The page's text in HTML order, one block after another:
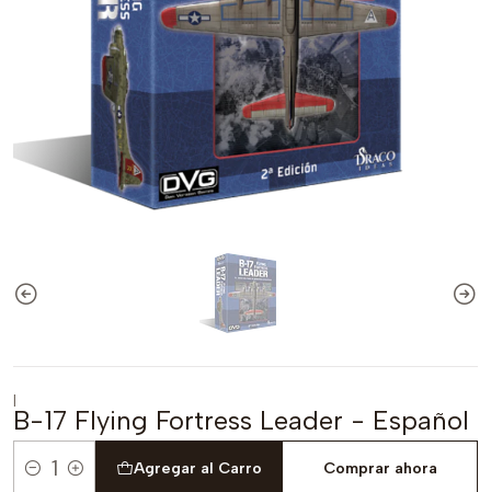
|
B-17 Flying Fortress Leader - Español
Cantidad
Agregar al Carro Comprar ahora